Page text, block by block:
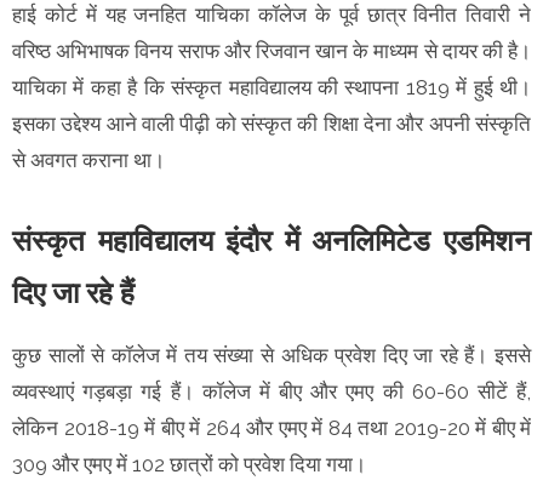
हाई कोर्ट में यह जनहित याचिका कॉलेज के पूर्व छात्र विनीत तिवारी ने
वरिष्ठ अभिभाषक विनय सराफ और रिजवान खान के माध्यम से दायर की है।
याचिका में कहा है कि संस्कृत महाविद्यालय की स्थापना 1819 में हुई थी।
इसका उद्देश्य आने वाली पीढ़ी को संस्कृत की शिक्षा देना और अपनी संस्कृति
से अवगत कराना था।
संस्कृत महाविद्यालय इंदौर में अनलिमिटेड एडमिशन
दिए जा रहे हैं
कुछ सालों से कॉलेज में तय संख्या से अधिक प्रवेश दिए जा रहे हैं। इससे
व्यवस्थाएं गड़बड़ा गई हैं। कॉलेज में बीए और एमए की 60-60 सीटें हैं,
लेकिन 2018-19 में बीए में 264 और एमए में 84 तथा 2019-20 में बीए में
309 और एमए में 102 छात्रों को प्रवेश दिया गया।